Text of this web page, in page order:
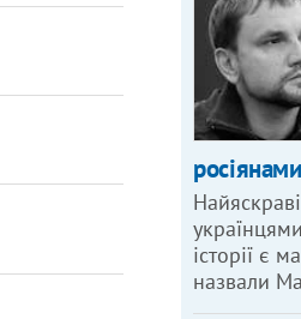
росіянами
історії є
назвали